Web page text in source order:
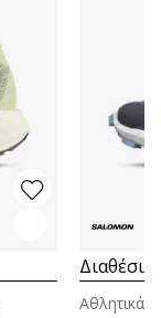
Αθλητικά